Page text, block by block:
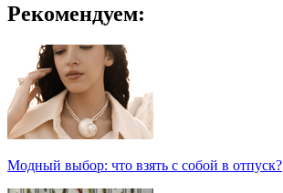
Рекомендуем:
Модный выбор: что взять с собой в отпуск?